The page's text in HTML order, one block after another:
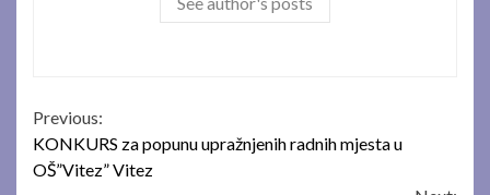
Continue
Reading
Previous:
KONKURS za popunu upražnjenih radnih mjesta u
OŠ”Vitez” Vitez